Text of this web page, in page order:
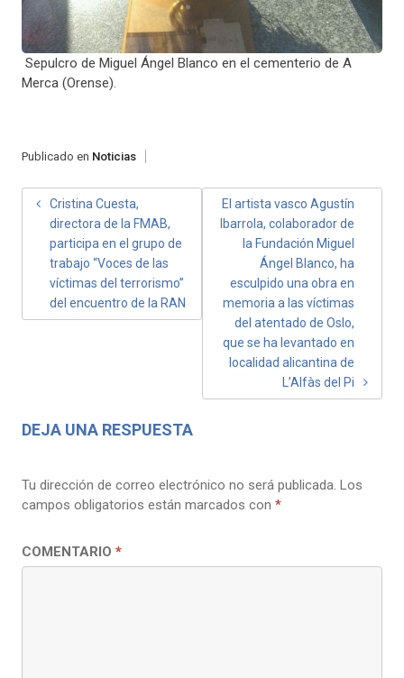
Sepulcro de Miguel Ángel Blanco en el cementerio de A
Merca (Orense).
Publicado en Noticias
NAVEGACIÓN
ENTRADAS
Cristina Cuesta,
directora de la FMAB,
participa en el grupo de
trabajo “Voces de las
víctimas del terrorismo”
del encuentro de la RAN
El artista vasco Agustín
Ibarrola, colaborador de
la Fundación Miguel
Ángel Blanco, ha
esculpido una obra en
memoria a las víctimas
del atentado de Oslo,
que se ha levantado en
localidad alicantina de
L’Alfàs del Pi
DEJA UNA RESPUESTA
Tu dirección de correo electrónico no será publicada. Los
campos obligatorios están marcados con *
COMENTARIO *